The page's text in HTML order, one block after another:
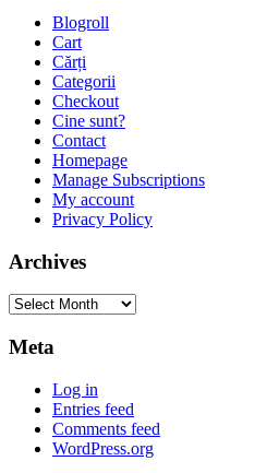
Blogroll
Cart
Cărți
Categorii
Checkout
Cine sunt?
Contact
Homepage
Manage Subscriptions
My account
Privacy Policy
Archives
Archives
Meta
Log in
Entries feed
Comments feed
WordPress.org